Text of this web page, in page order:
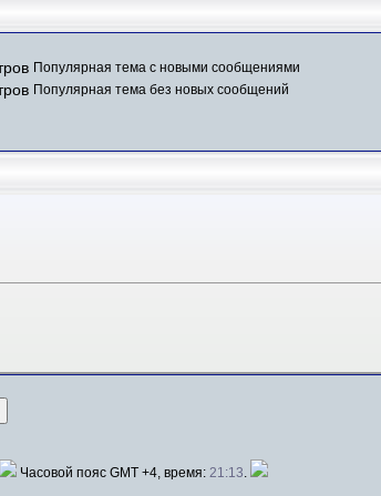
Популярная тема с новыми сообщениями
Популярная тема без новых сообщений
Часовой пояс GMT +4, время: 21:13